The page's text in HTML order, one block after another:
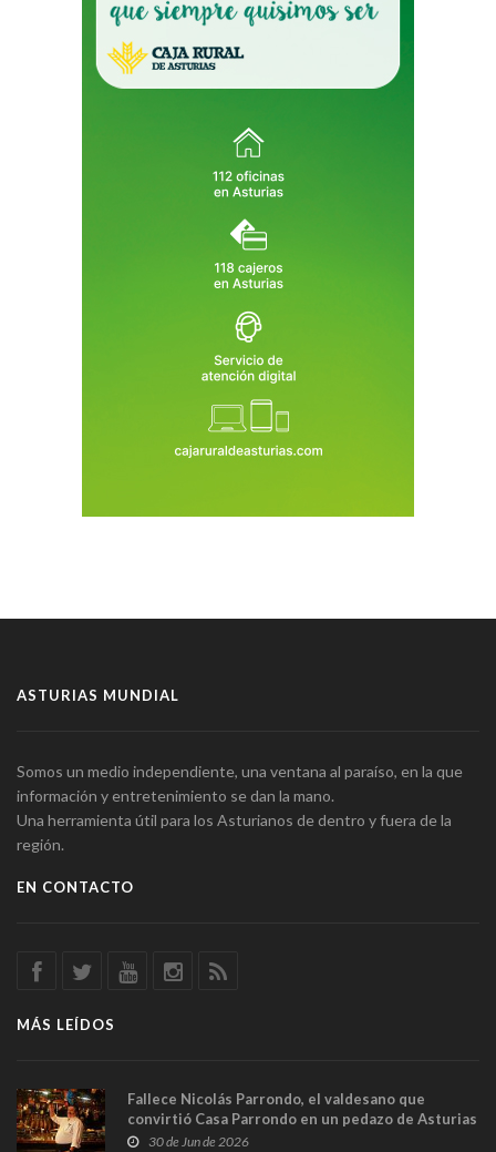
ASTURIAS MUNDIAL
Somos un medio independiente, una ventana al paraíso, en la que
información y entretenimiento se dan la mano.
Una herramienta útil para los Asturianos de dentro y fuera de la
región.
EN CONTACTO
MÁS LEÍDOS
Fallece Nicolás Parrondo, el valdesano que
convirtió Casa Parrondo en un pedazo de Asturias
en Madrid
30 de Jun de 2026